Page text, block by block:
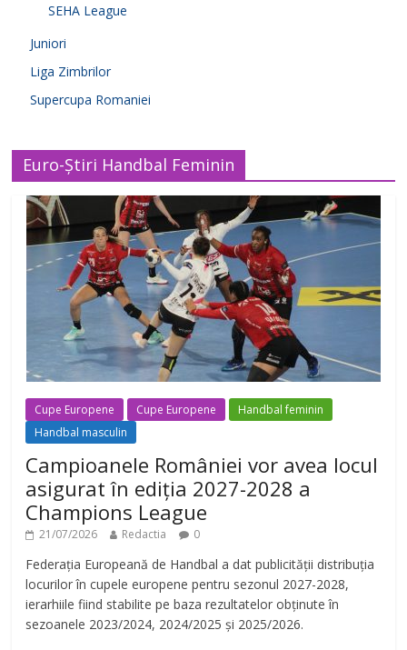
SEHA League
Juniori
Liga Zimbrilor
Supercupa Romaniei
Euro-Știri Handbal Feminin
Cupe Europene Cupe Europene
Handbal feminin
Handbal masculin
Campioanele României vor avea locul
asigurat în ediția 2027-2028 a
Champions League
21/07/2026 Redactia 0
Federația Europeană de Handbal a dat publicității distribuția
locurilor în cupele europene pentru sezonul 2027-2028,
ierarhiile fiind stabilite pe baza rezultatelor obținute în
sezoanele 2023/2024, 2024/2025 și 2025/2026.